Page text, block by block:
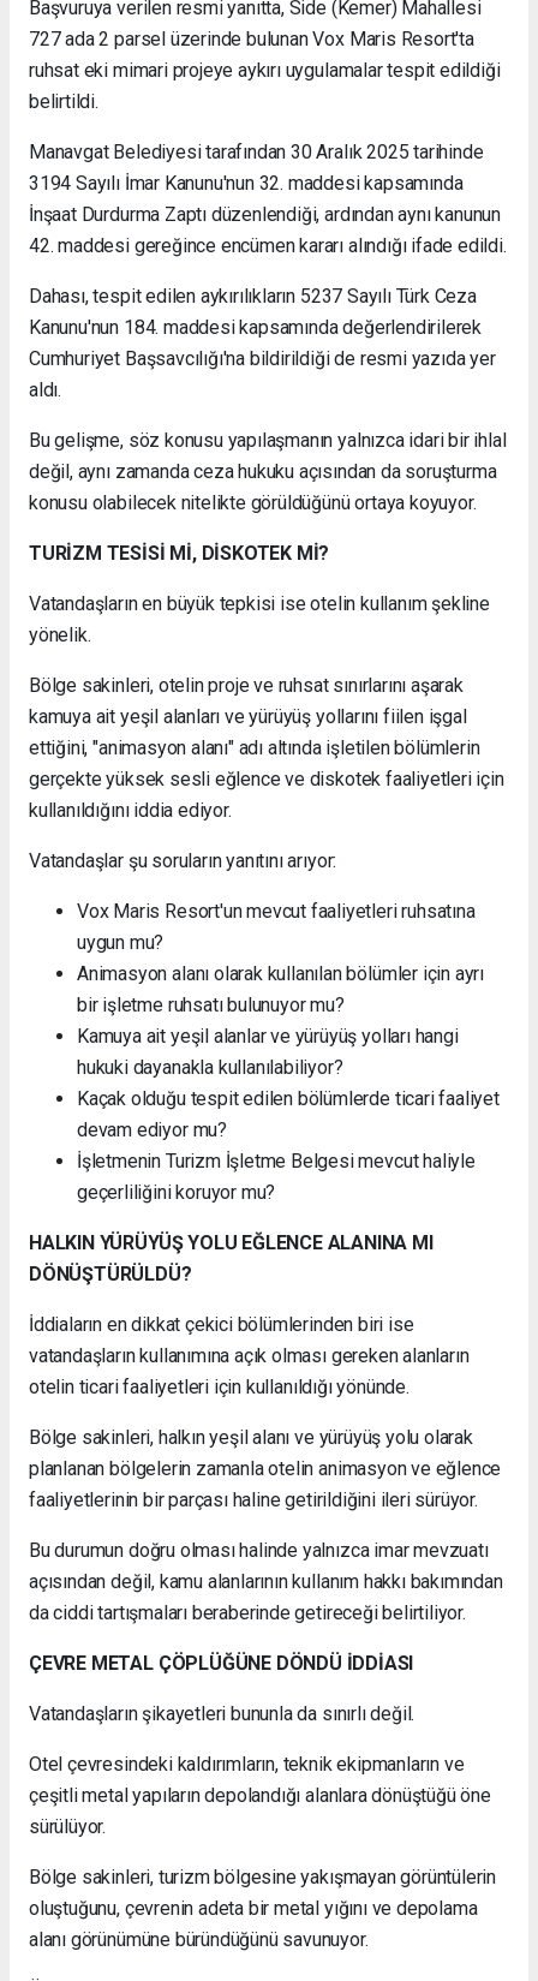
Başvuruya verilen resmi yanıtta, Side (Kemer) Mahallesi
727 ada 2 parsel üzerinde bulunan Vox Maris Resort'ta
ruhsat eki mimari projeye aykırı uygulamalar tespit edildiği
belirtildi.
Manavgat Belediyesi tarafından 30 Aralık 2025 tarihinde
3194 Sayılı İmar Kanunu'nun 32. maddesi kapsamında
İnşaat Durdurma Zaptı düzenlendiği, ardından aynı kanunun
42. maddesi gereğince encümen kararı alındığı ifade edildi.
Dahası, tespit edilen aykırılıkların 5237 Sayılı Türk Ceza
Kanunu'nun 184. maddesi kapsamında değerlendirilerek
Cumhuriyet Başsavcılığı'na bildirildiği de resmi yazıda yer
aldı.
Bu gelişme, söz konusu yapılaşmanın yalnızca idari bir ihlal
değil, aynı zamanda ceza hukuku açısından da soruşturma
konusu olabilecek nitelikte görüldüğünü ortaya koyuyor.
TURİZM TESİSİ Mİ, DİSKOTEK Mİ?
Vatandaşların en büyük tepkisi ise otelin kullanım şekline
yönelik.
Bölge sakinleri, otelin proje ve ruhsat sınırlarını aşarak
kamuya ait yeşil alanları ve yürüyüş yollarını fiilen işgal
ettiğini, "animasyon alanı" adı altında işletilen bölümlerin
gerçekte yüksek sesli eğlence ve diskotek faaliyetleri için
kullanıldığını iddia ediyor.
Vatandaşlar şu soruların yanıtını arıyor:
Vox Maris Resort'un mevcut faaliyetleri ruhsatına
uygun mu?
Animasyon alanı olarak kullanılan bölümler için ayrı
bir işletme ruhsatı bulunuyor mu?
Kamuya ait yeşil alanlar ve yürüyüş yolları hangi
hukuki dayanakla kullanılabiliyor?
Kaçak olduğu tespit edilen bölümlerde ticari faaliyet
devam ediyor mu?
İşletmenin Turizm İşletme Belgesi mevcut haliyle
geçerliliğini koruyor mu?
HALKIN YÜRÜYÜŞ YOLU EĞLENCE ALANINA MI
DÖNÜŞTÜRÜLDÜ?
İddiaların en dikkat çekici bölümlerinden biri ise
vatandaşların kullanımına açık olması gereken alanların
otelin ticari faaliyetleri için kullanıldığı yönünde.
Bölge sakinleri, halkın yeşil alanı ve yürüyüş yolu olarak
planlanan bölgelerin zamanla otelin animasyon ve eğlence
faaliyetlerinin bir parçası haline getirildiğini ileri sürüyor.
Bu durumun doğru olması halinde yalnızca imar mevzuatı
açısından değil, kamu alanlarının kullanım hakkı bakımından
da ciddi tartışmaları beraberinde getireceği belirtiliyor.
ÇEVRE METAL ÇÖPLÜĞÜNE DÖNDÜ İDDİASI
Vatandaşların şikayetleri bununla da sınırlı değil.
Otel çevresindeki kaldırımların, teknik ekipmanların ve
çeşitli metal yapıların depolandığı alanlara dönüştüğü öne
sürülüyor.
Bölge sakinleri, turizm bölgesine yakışmayan görüntülerin
oluştuğunu, çevrenin adeta bir metal yığını ve depolama
alanı görünümüne büründüğünü savunuyor.